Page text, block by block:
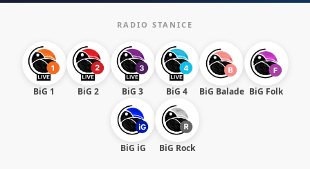
RADIO STANICE
BiG 1 BiG 2 BiG 3 BiG 4 BiG Balade BiG Folk
BiG iG BiG Rock